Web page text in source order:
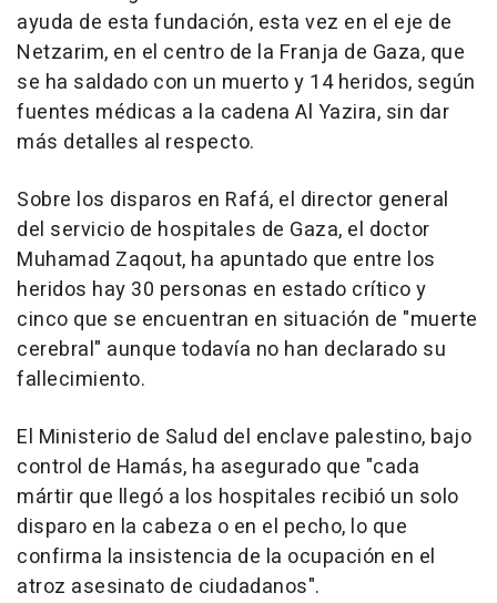
ayuda de esta fundación, esta vez en el eje de
Netzarim, en el centro de la Franja de Gaza, que
se ha saldado con un muerto y 14 heridos, según
fuentes médicas a la cadena Al Yazira, sin dar
más detalles al respecto.
Sobre los disparos en Rafá, el director general
del servicio de hospitales de Gaza, el doctor
Muhamad Zaqout, ha apuntado que entre los
heridos hay 30 personas en estado crítico y
cinco que se encuentran en situación de "muerte
cerebral" aunque todavía no han declarado su
fallecimiento.
El Ministerio de Salud del enclave palestino, bajo
control de Hamás, ha asegurado que "cada
mártir que llegó a los hospitales recibió un solo
disparo en la cabeza o en el pecho, lo que
confirma la insistencia de la ocupación en el
atroz asesinato de ciudadanos".